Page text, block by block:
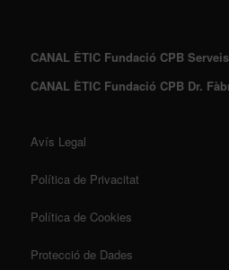
CANAL ÈTIC Fundació CPB
CANAL ÈTIC Fundació CPB Dr.
Avís Legal
Política de Privacitat
Política de Cookies
Protecció de Dades